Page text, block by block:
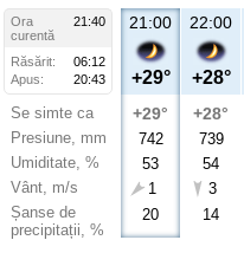
Ora
21:40
curentă
Răsărit:
06:12
Apus:
20:43
Se simte ca
Presiune, mm
Umiditate, %
Vânt, m/s
Șanse de
precipitații, %
21:00
+29°
+29°
742
53
1
20
22:00
+28°
+28°
739
54
3
14